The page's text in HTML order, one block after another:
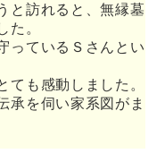
と訪れると、無縁墓
た。
っているＳさんとい
ても感動しました。
承を伺い家系図がま